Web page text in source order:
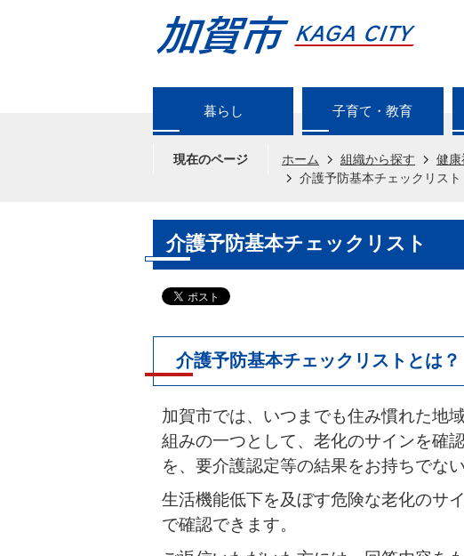
暮らし 子育て・教育
現在のページ ホーム 組織から探す 健康
介護予防基本チェックリスト
介護予防基本チェックリスト
介護予防基本チェックリストとは？
加賀市では、いつまでも住み慣れた地
組みの一つとして、老化のサインを確
を、要介護認定等の結果をお持ちでな
生活機能低下を及ぼす危険な老化のサ
で確認できます。